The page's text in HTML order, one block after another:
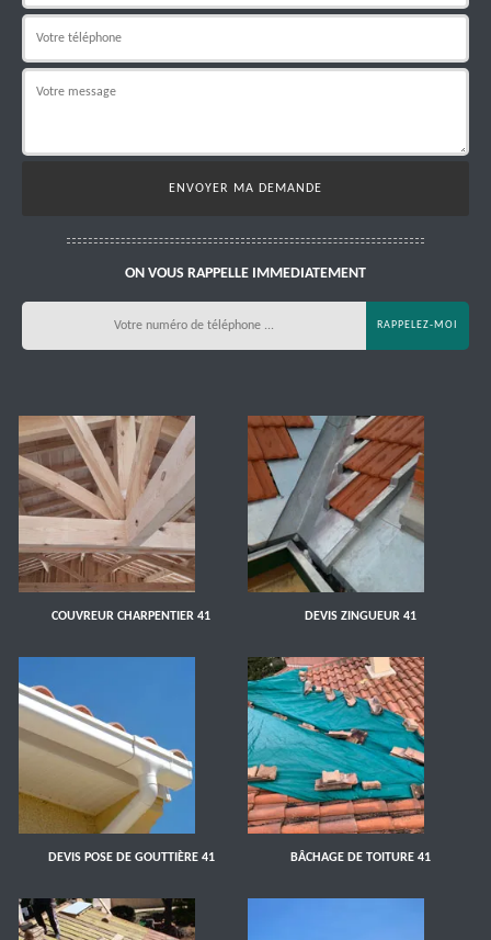
ON VOUS RAPPELLE IMMEDIATEMENT
COUVREUR CHARPENTIER 41 DEVIS ZINGUEUR 41
DEVIS POSE DE GOUTTIÈRE 41 BÂCHAGE DE TOITURE 41